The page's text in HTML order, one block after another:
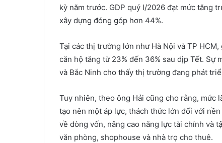
kỳ năm trước. GDP quý I/2026 đạt mức tăng
xây dựng đóng góp hơn 44%.
Tại các thị trường lớn như Hà Nội và TP
căn hộ tăng từ 23% đến 36% sau dịp Tết. Sự
và Bắc Ninh cho thấy thị trường đang phát
Tuy nhiên, theo ông Hải cũng cho rằng, mức
tạo nên một áp lực, thách thức lớn đối với
về dòng vốn, nâng cao năng lực tài chính và
văn phòng, shophouse và nhà trọ cho thuê.